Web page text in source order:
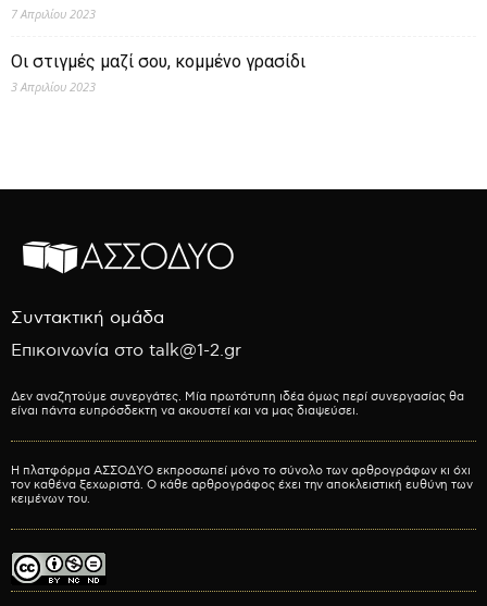
7 Απριλίου 2023
Οι στιγμές μαζί σου, κομμένο γρασίδι
3 Απριλίου 2023
Συντακτική ομάδα
Επικοινωνία στο talk@1-2.gr
Δεν αναζητούμε συνεργάτες. Μία πρωτότυπη ιδέα όμως περί συνεργασίας θα
είναι πάντα ευπρόσδεκτη να ακουστεί και να μας διαψεύσει.
Η πλατφόρμα ΑΣΣΟΔΥΟ εκπροσωπεί μόνο το σύνολο των αρθρογράφων κι όχι
τον καθένα ξεχωριστά. Ο κάθε αρθρογράφος έχει την αποκλειστική ευθύνη των
κειμένων του.